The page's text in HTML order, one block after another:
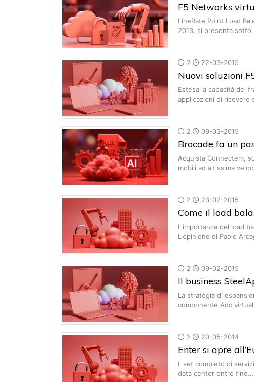
F5 Networks
LineRate Point Load
2013, si presenta
2 22-03-2015
Nuovi soluzioni
Estesa la capacità del
applicazioni di ricevere
2 09-03-2015
Brocade fa un
Acquista Connectem,
mobili ad altissima
2 23-02-2015
Come il load
L'importanza del load
L'opinione di Paolo
2 09-02-2015
Il business
La strategia di
componente Adc
2 20-05-2014
Enter si apre
Il set completo di
data center entro fine…